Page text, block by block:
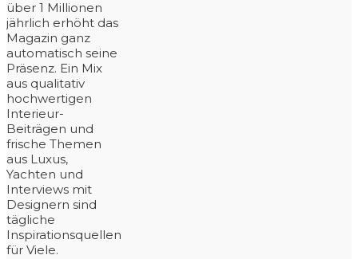
über 1 Millionen
jährlich erhöht das
Magazin ganz
automatisch seine
Präsenz. Ein Mix
aus qualitativ
hochwertigen
Interieur-
Beiträgen und
frische Themen
aus Luxus,
Yachten und
Interviews mit
Designern sind
tägliche
Inspirationsquellen
für Viele.